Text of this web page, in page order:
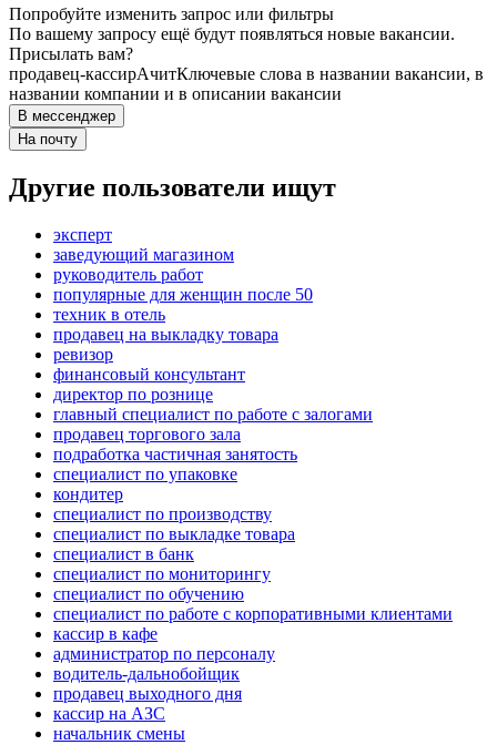
Попробуйте изменить запрос или фильтры
По вашему запросу ещё будут появляться новые вакансии.
Присылать вам?
продавец-кассирАчитКлючевые слова в названии вакансии, в
названии компании и в описании вакансии
В мессенджер
На почту
Другие пользователи ищут
эксперт
заведующий магазином
руководитель работ
популярные для женщин после 50
техник в отель
продавец на выкладку товара
ревизор
финансовый консультант
директор по рознице
главный специалист по работе с залогами
продавец торгового зала
подработка частичная занятость
специалист по упаковке
кондитер
специалист по производству
специалист по выкладке товара
специалист в банк
специалист по мониторингу
специалист по обучению
специалист по работе с корпоративными клиентами
кассир в кафе
администратор по персоналу
водитель-дальнобойщик
продавец выходного дня
кассир на АЗС
начальник смены